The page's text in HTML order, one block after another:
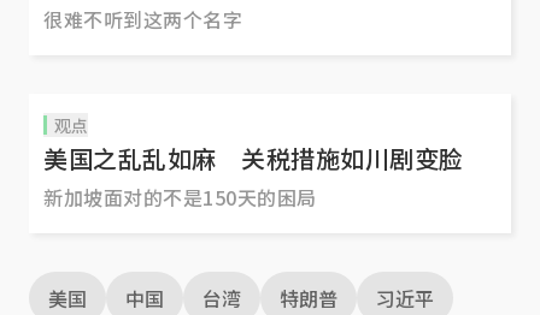
很难不听到这两个名字
观点
美国之乱乱如麻 关税措施如川剧变脸
新加坡面对的不是150天的困局
美国 中国 台湾 特朗普
习近平